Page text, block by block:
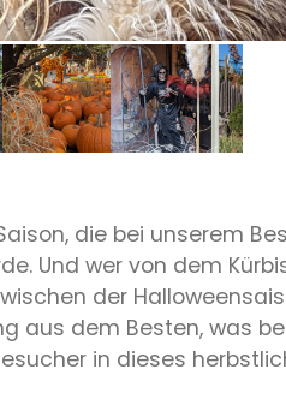
die bei unserem
Und wer von dem
der
aus dem Besten, was
in dieses